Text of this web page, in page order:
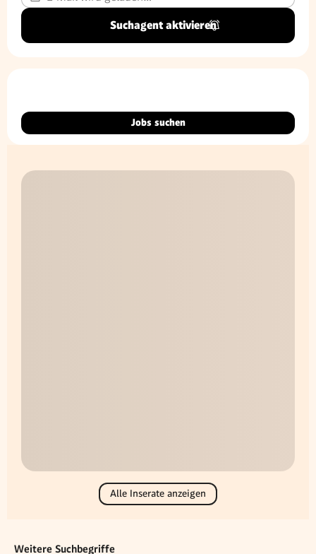
Suchagent aktivieren
Jobs suchen
Alle Inserate anzeigen
Weitere Suchbegriffe